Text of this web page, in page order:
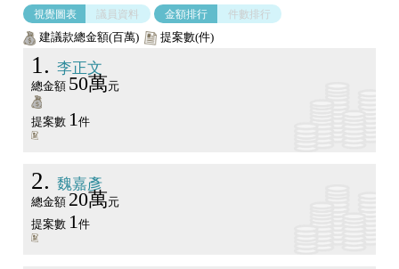
視覺圖表 議員資料 金額排行 件數排行
建議款總金額(百萬) 提案數(件)
1 李正文
總金額 50萬元
提案數 1件
2 魏嘉彥
總金額 20萬元
提案數 1件